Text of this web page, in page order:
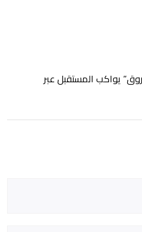
يواكب المستقبل عبر